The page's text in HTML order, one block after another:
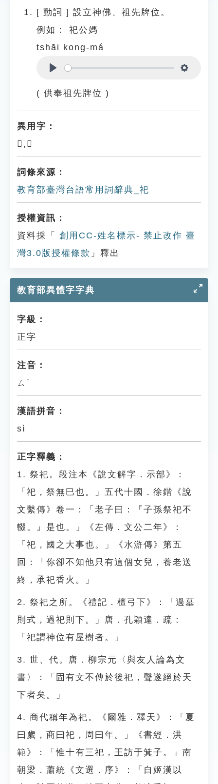
[ 動詞 ] 設立神佛、祖先牌位。
例如：
祀公媽
tshāi kong-má
( 供奉祖先牌位 )
異用字：
𫞼,在
詞條來源：
教育部臺灣台語常用詞辭典_祀
授權資訊：
資料採「
創用CC-姓名標示- 禁止改作 臺
灣3.0版授權條款 」釋出
教育部異體字字典
字級：
正字
注音：
ㄙˋ
漢語拼音：
sì
正字釋義：
1. 祭祀。段注本《說文解字．示部》：
「祀，祭無巳也。」五代十國．徐鍇《說
文繫傳》卷一：「老子曰：『子孫祭祀不
輟。』是也。」《左傳．文公二年》：
「祀，國之大事也。」《水滸傳》第五
回：「你卻不知他只有這個女兒，養老送
終，承祀香火。」
2. 祭祀之所。《禮記．檀弓下》：「過墓
則式，過祀則下。」唐．孔穎達．疏：
「祀謂神位有屋樹者。」
3. 世、代。唐．柳宗元〈與友人論為文
書〉：「固有文不傳於後祀，聲遂絕於天
下者矣。」
4. 商代稱年為祀。《爾雅．釋天》：「夏
曰歲，商曰祀，周曰年。」《書經．洪
範》：「惟十有三祀，王訪于箕子。」南
朝梁．蕭統《文選．序》：「自姬漢以